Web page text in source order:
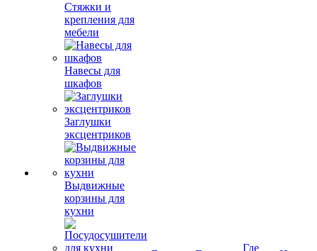
Стяжки и
крепления для
мебели
Навесы для
шкафов
Заглушки
эксцентриков
Выдвижные
корзины для
кухни
Где